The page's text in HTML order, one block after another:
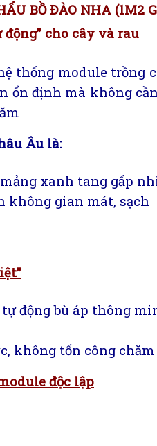
BỒ ĐÀO NHA (1M2
cho cây và rau
thống module trồng
định mà không
Âu là:
xanh tang gấp
không gian mát, sạch
động bù áp thông
không tốn công chăm
độc lập